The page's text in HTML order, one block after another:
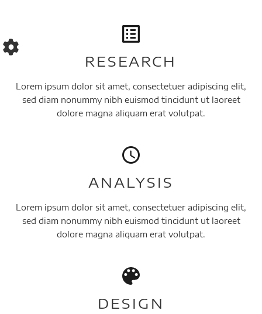
RESEARCH
Lorem ipsum dolor sit amet, consectetuer adipiscing elit,
sed diam nonummy nibh euismod tincidunt ut laoreet
dolore magna aliquam erat volutpat.
ANALYSIS
Lorem ipsum dolor sit amet, consectetuer adipiscing elit,
sed diam nonummy nibh euismod tincidunt ut laoreet
dolore magna aliquam erat volutpat.
DESIGN